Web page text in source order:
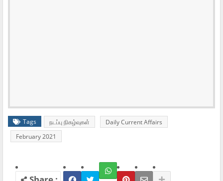
Tags நடப்பு நிகழ்வுகள்
Daily Current Affairs
February 2021